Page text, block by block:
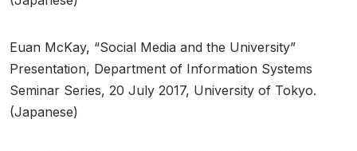
Euan McKay, “Social Media and the University”
Presentation, Department of Information Systems
Seminar Series, 20 July 2017, University of Tokyo.
(Japanese)